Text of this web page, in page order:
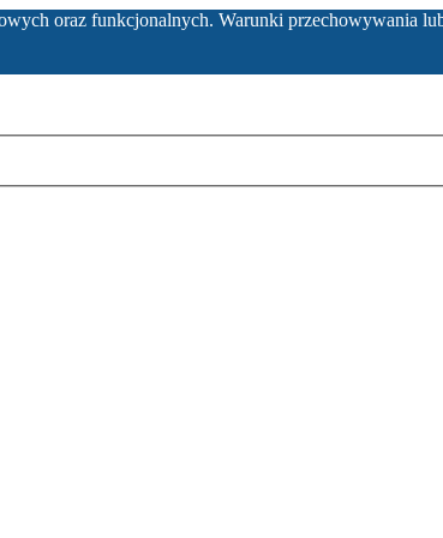
oraz funkcjonalnych. Warunki przechowywania